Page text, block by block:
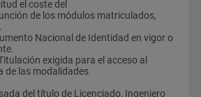
previamente alguna de las titulaciones
de módulos. Los alumnos que
superior:
el coste del
de las modalidades